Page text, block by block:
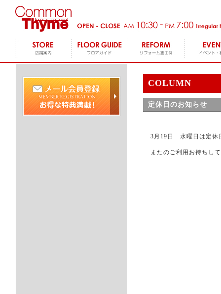
COLUMN
定休日のお知らせ
3月19日 水曜日は定休
またのご利用お待ちし